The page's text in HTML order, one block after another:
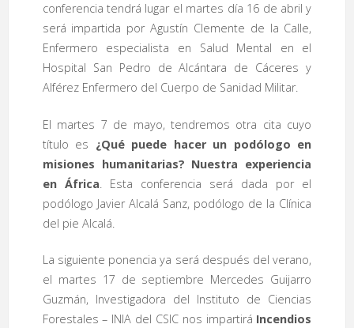
conferencia tendrá lugar el martes día 16 de abril y
será impartida por Agustín Clemente de la Calle,
Enfermero especialista en Salud Mental en el
Hospital San Pedro de Alcántara de Cáceres y
Alférez Enfermero del Cuerpo de Sanidad Militar.
El martes 7 de mayo, tendremos otra cita cuyo
título es ¿Qué puede hacer un podólogo en
misiones humanitarias? Nuestra experiencia
en África . Esta conferencia será dada por el
podólogo Javier Alcalá Sanz, podólogo de la Clínica
del pie Alcalá.
La siguiente ponencia ya será después del verano,
el martes 17 de septiembre Mercedes Guijarro
Guzmán, Investigadora del Instituto de Ciencias
Forestales – INIA del CSIC nos impartirá Incendios